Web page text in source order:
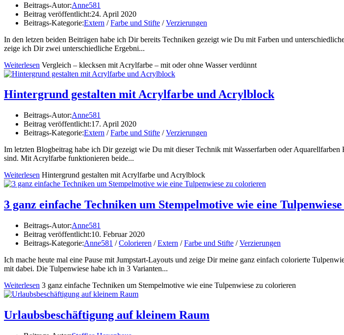
Beitrags-Autor:Anne581
Beitrag veröffentlicht:24. April 2020
Beitrags-Kategorie:Extern / Farbe und Stifte / Verzierungen
In den letzen beiden Beiträgen habe ich Dir bereits Techniken gezeigt wie Du mit Farben und
zeige ich Dir zwei unterschiedliche Ergebni...
Weiterlesen Vergleich – klecksen mit Acrylfarbe – mit oder ohne Wasser verdünnt
Hintergrund gestalten mit Acrylfarbe und Acrylblock
Beitrags-Autor:Anne581
Beitrag veröffentlicht:17. April 2020
Beitrags-Kategorie:Extern / Farbe und Stifte / Verzierungen
Im letzten Blogbeitrag habe ich Dir gezeigt wie Du mit dieser Technik mit Wasserfarben oder
sind. Mit Acrylfarbe funktionieren beide...
Weiterlesen Hintergrund gestalten mit Acrylfarbe und Acrylblock
3 ganz einfache Techniken um Stempelmotive wie eine
Beitrags-Autor:Anne581
Beitrag veröffentlicht:10. Februar 2020
Beitrags-Kategorie:Anne581 / Colorieren / Extern / Farbe und Stifte / Verzierungen
Ich mache heute mal eine Pause mit Jumpstart-Layouts und zeige Dir meine ganz einfach colorierte
mit dabei. Die Tulpenwiese habe ich in 3 Varianten...
Weiterlesen 3 ganz einfache Techniken um Stempelmotive wie eine Tulpenwiese zu colorieren
Urlaubsbeschäftigung auf kleinem Raum